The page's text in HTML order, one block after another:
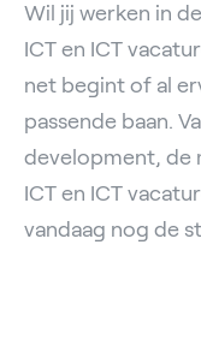
Wil jij werken in
ICT en ICT
net begint of al
passende baan.
development, de
ICT en ICT
vandaag nog de